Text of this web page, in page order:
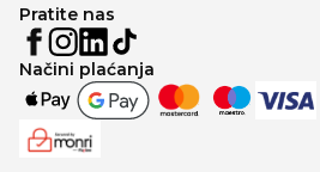
Pratite nas
Načini plaćanja